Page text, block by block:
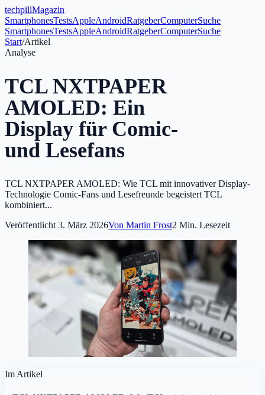
techpillMagazin
SmartphonesTestsAppleAndroidRatgeberComputerSuche
SmartphonesTestsAppleAndroidRatgeberComputerSuche
Start/Artikel
Analyse
TCL NXTPAPER
AMOLED: Ein
Display für Comic-
und Lesefans
TCL NXTPAPER AMOLED: Wie TCL mit innovativer Display-
Technologie Comic-Fans und Lesefreunde begeistert TCL
kombiniert...
Veröffentlicht 3. März 2026Von Martin Frost2 Min. Lesezeit
Im Artikel